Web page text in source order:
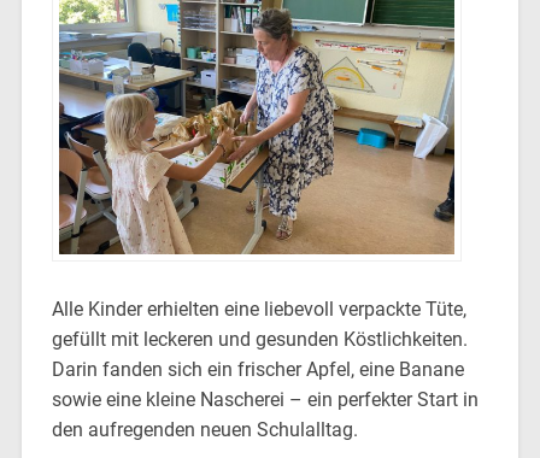
Alle Kinder erhielten eine liebevoll verpackte Tüte,
gefüllt mit leckeren und gesunden Köstlichkeiten.
Darin fanden sich ein frischer Apfel, eine Banane
sowie eine kleine Nascherei – ein perfekter Start in
den aufregenden neuen Schulalltag.